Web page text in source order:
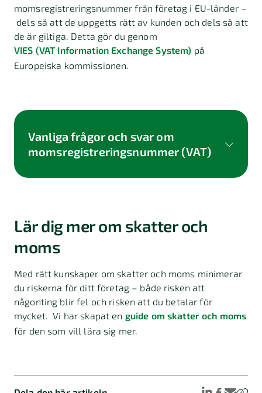
momsregistreringsnummer från företag i EU-länder –
dels så att de uppgetts rätt av kunden och dels så att
de är giltiga. Detta gör du genom
VIES (VAT Information Exchange System) på
Europeiska kommissionen.
Vanliga frågor och svar om
momsregistreringsnummer (VAT)
momsregistreringsnummer?
Hur ser ett svenskt
Lär dig mer om skatter och
moms
Med rätt kunskaper om skatter och moms minimerar
du riskerna för ditt företag – både risken att
någonting blir fel och risken att du betalar för
mycket. Vi har skapat en guide om skatter och moms
för den som vill lära sig mer.